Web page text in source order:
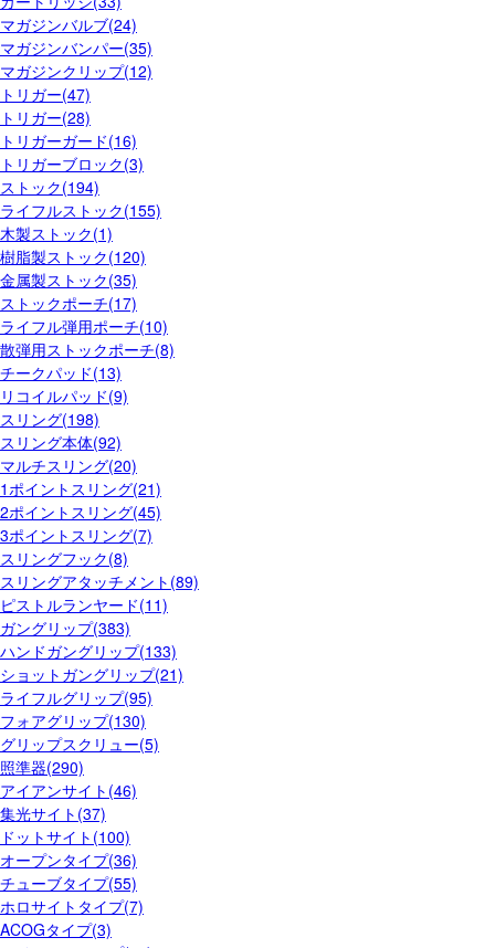
マガジンバルブ(24)
マガジンバンパー(35)
マガジンクリップ(12)
トリガー(47)
トリガー(28)
トリガーガード(16)
トリガーブロック(3)
ストック(194)
ライフルストック(155)
木製ストック(1)
樹脂製ストック(120)
金属製ストック(35)
ストックポーチ(17)
ライフル弾用ポーチ(10)
散弾用ストックポーチ(8)
チークパッド(13)
リコイルパッド(9)
スリング(198)
スリング本体(92)
マルチスリング(20)
1ポイントスリング(21)
2ポイントスリング(45)
3ポイントスリング(7)
スリングフック(8)
スリングアタッチメント(89)
ピストルランヤード(11)
ガングリップ(383)
ハンドガングリップ(133)
ショットガングリップ(21)
ライフルグリップ(95)
フォアグリップ(130)
グリップスクリュー(5)
照準器(290)
アイアンサイト(46)
集光サイト(37)
ドットサイト(100)
オープンタイプ(36)
チューブタイプ(55)
ホロサイトタイプ(7)
ACOGタイプ(3)